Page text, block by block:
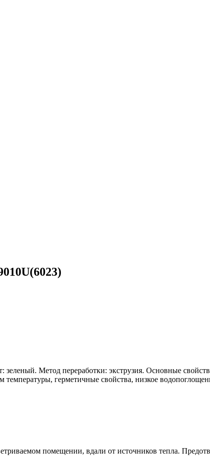
Метод переработки: экструзия. Основные
температуры, герметичные свойства, низкое
помещении, вдали от источников тепла.